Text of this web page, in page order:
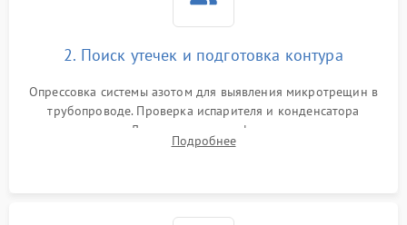
2. Поиск утечек и подготовка контура
Опрессовка системы азотом для выявления микротрещин в
трубопроводе. Проверка испарителя и конденсатора
течеискателем. Демонтаж старого фильтра-осушителя и
продувка капиллярной трубки для устранения засоров.
Подробнее